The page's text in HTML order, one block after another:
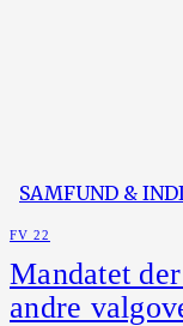
SAMFUND &
FV 22
Mandatet
andre